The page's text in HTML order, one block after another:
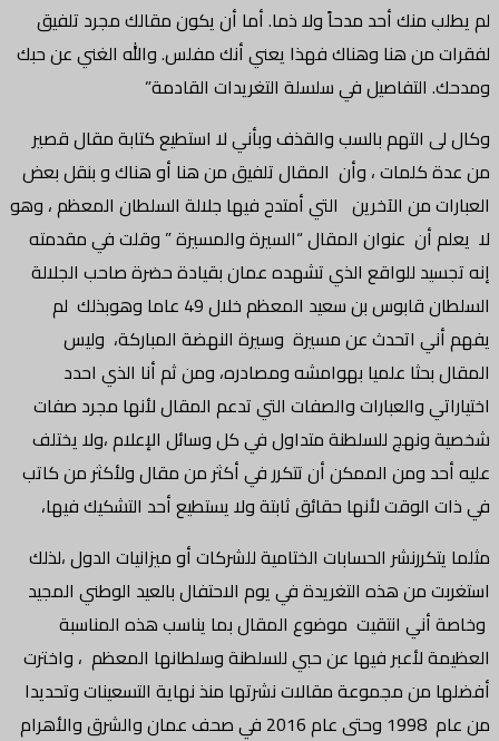
لم يطلب منك أحد مدحاً ولا ذما. أما أن يكون مقالك مجرد تلفيق
لفقرات من هنا وهناك فهذا يعني أنك مفلس. والله الغني عن حبك
ومدحك. التفاصيل في سلسلة التغريدات القادمة”
وكال لى التهم بالسب والقذف وبأني لا استطيع كتابة مقال قصير
من عدة كلمات ، وأن المقال تلفيق من هنا أو هناك و بنقل بعض
العبارات من الآخرين التي أمتدح فيها جلالة السلطان المعظم ، وهو
لا يعلم أن عنوان المقال “السيرة والمسيرة ” وقلت في مقدمته
إنه تجسيد للواقع الذي تشهده عمان بقيادة حضرة صاحب الجلالة
السلطان قابوس بن سعيد المعظم خلال 49 عاما وهوبذلك لم
يفهم أني اتحدث عن مسيرة وسيرة النهضة المباركة، وليس
المقال بحثا علميا بهوامشه ومصادره، ومن ثم أنا الذي احدد
اختياراتي والعبارات والصفات التي تدعم المقال لأنها مجرد صفات
شخصية ونهج للسلطنة متداول في كل وسائل الإعلام ،ولا يختلف
عليه أحد ومن الممكن أن تتكرر في أكثر من مقال ولأكثر من كاتب
في ذات الوقت لأنها حقائق ثابتة ولا يستطيع أحد التشكيك فيها،
مثلما يتكررنشر الحسابات الختامية للشركات أو ميزانيات الدول ،لذلك
استغربت من هذه التغريدة في يوم الاحتفال بالعيد الوطني المجيد
وخاصة أني انتقيت موضوع المقال بما يناسب هذه المناسبة
العظيمة لأعبر فيها عن حبي للسلطنة وسلطانها المعظم ، واخترت
أفضلها من مجموعة مقالات نشرتها منذ نهاية التسعينات وتحديدا
من عام 1998 وحتى عام 2016 في صحف عمان والشرق والأهرام